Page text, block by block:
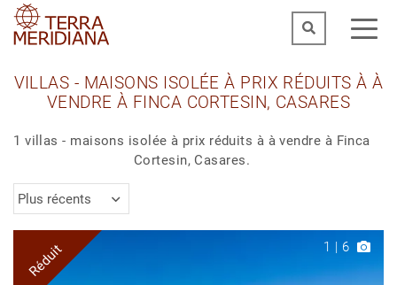
VILLAS - MAISONS ISOLÉE À PRIX RÉDUITS À À
VENDRE À FINCA CORTESIN, CASARES
1 villas - maisons isolée à prix réduits à à vendre à Finca
Cortesin, Casares.
Plus récents
Réduit 1 | 6